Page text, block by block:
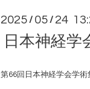
2025 / 05 / 24
日本神経
第66回日本神経学会学術